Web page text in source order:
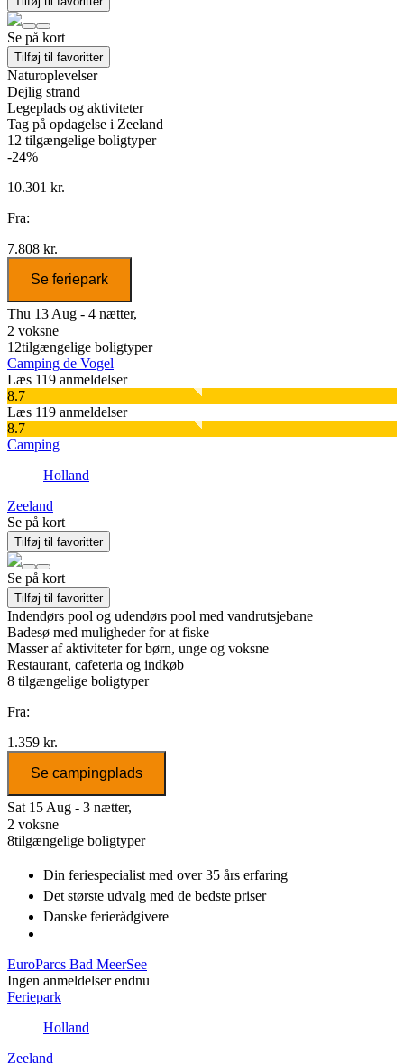
Se på kort
Tilføj til favoritter
Naturoplevelser
Dejlig strand
Legeplads og aktiviteter
Tag på opdagelse i Zeeland
12 tilgængelige boligtyper
-24%
10.301 kr.
Fra:
7.808 kr.
Se feriepark
Thu 13 Aug - 4 nætter,
2 voksne
12tilgængelige boligtyper
Camping de Vogel
Læs 119 anmeldelser
8.7
Læs 119 anmeldelser
8.7
Camping
Holland
Zeeland
Se på kort
Tilføj til favoritter
Se på kort
Tilføj til favoritter
Indendørs pool og udendørs pool med vandrutsjebane
Badesø med muligheder for at fiske
Masser af aktiviteter for børn, unge og voksne
Restaurant, cafeteria og indkøb
8 tilgængelige boligtyper
Fra:
1.359 kr.
Se campingplads
Sat 15 Aug - 3 nætter,
2 voksne
8tilgængelige boligtyper
Din feriespecialist med over 35 års erfaring
Det største udvalg med de bedste priser
Danske ferierådgivere
EuroParcs Bad MeerSee
Ingen anmeldelser endnu
Feriepark
Holland
Zeeland